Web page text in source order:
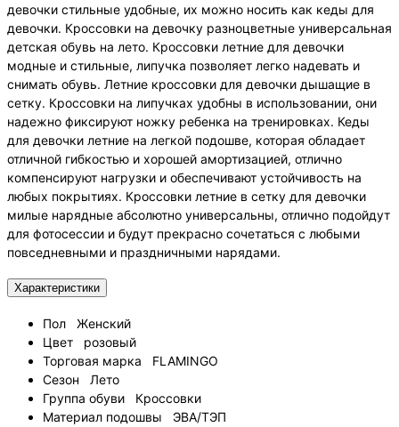
девочки стильные удобные, их можно носить как кеды для
девочки. Кроссовки на девочку разноцветные универсальная
детская обувь на лето. Кроссовки летние для девочки
модные и стильные, липучка позволяет легко надевать и
снимать обувь. Летние кроссовки для девочки дышащие в
сетку. Кроссовки на липучках удобны в использовании, они
надежно фиксируют ножку ребенка на тренировках. Кеды
для девочки летние на легкой подошве, которая обладает
отличной гибкостью и хорошей амортизацией, отлично
компенсируют нагрузки и обеспечивают устойчивость на
любых покрытиях. Кроссовки летние в сетку для девочки
милые нарядные абсолютно универсальны, отлично подойдут
для фотосессии и будут прекрасно сочетаться с любыми
повседневными и праздничными нарядами.
Характеристики
Пол
Женский
Цвет
розовый
Торговая марка
FLAMINGO
Сезон
Лето
Группа обуви
Кроссовки
Материал подошвы
ЭВА/ТЭП